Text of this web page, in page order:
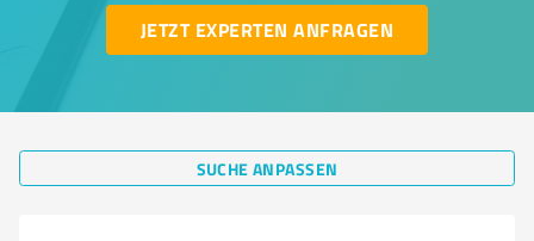
JETZT EXPERTEN ANFRAGEN
SUCHE ANPASSEN